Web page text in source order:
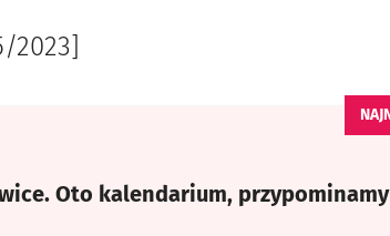
2023]
Oto kalendarium, przypominamy